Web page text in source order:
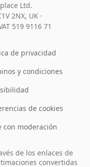
Ltd.
2NX, UK ·
519 9116 71
de privacidad
y condiciones
de cookies
con moderación
de los enlaces de
convertidas